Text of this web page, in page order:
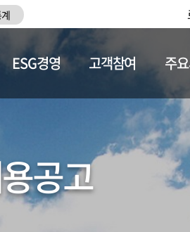
채용정보
ESG경영 고객참여 주
공고